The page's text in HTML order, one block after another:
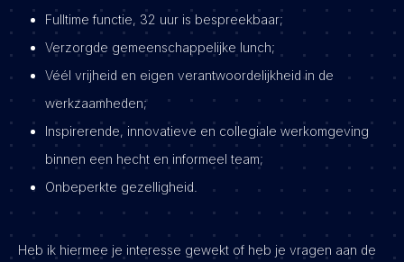
Fulltime functie, 32 uur is bespreekbaar;
Verzorgde gemeenschappelijke lunch;
Véél vrijheid en eigen verantwoordelijkheid in de
werkzaamheden;
Inspirerende, innovatieve en collegiale werkomgeving
binnen een hecht en informeel team;
Onbeperkte gezelligheid.
Heb ik hiermee je interesse gewekt of heb je vragen aan de